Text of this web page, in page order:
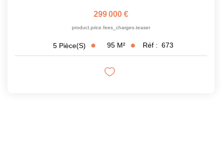
299 000 €
product.price.fees_charges.teaser
5 Pièce(s) 95 M² Réf : 673